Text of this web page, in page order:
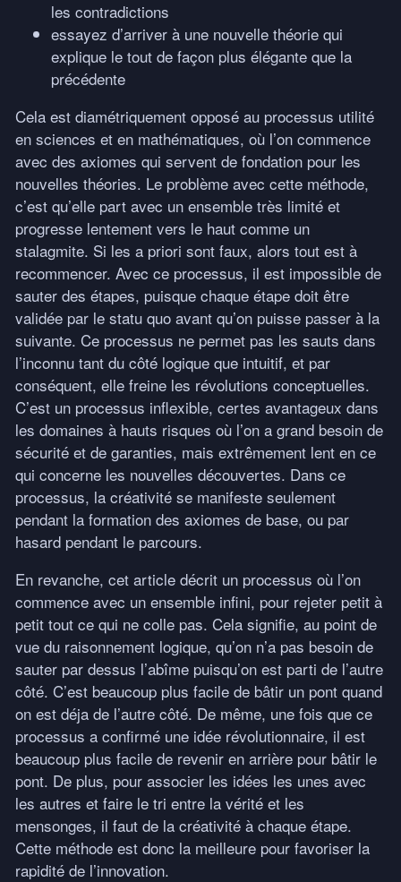
les contradictions
essayez d’arriver à une nouvelle théorie qui
explique le tout de façon plus élégante que la
précédente
Cela est diamétriquement opposé au processus utilité
en sciences et en mathématiques, où l’on commence
avec des axiomes qui servent de fondation pour les
nouvelles théories. Le problème avec cette méthode,
c’est qu’elle part avec un ensemble très limité et
progresse lentement vers le haut comme un
stalagmite. Si les a priori sont faux, alors tout est à
recommencer. Avec ce processus, il est impossible de
sauter des étapes, puisque chaque étape doit être
validée par le statu quo avant qu’on puisse passer à la
suivante. Ce processus ne permet pas les sauts dans
l’inconnu tant du côté logique que intuitif, et par
conséquent, elle freine les révolutions conceptuelles.
C’est un processus inflexible, certes avantageux dans
les domaines à hauts risques où l’on a grand besoin de
sécurité et de garanties, mais extrêmement lent en ce
qui concerne les nouvelles découvertes. Dans ce
processus, la créativité se manifeste seulement
pendant la formation des axiomes de base, ou par
hasard pendant le parcours.
En revanche, cet article décrit un processus où l’on
commence avec un ensemble infini, pour rejeter petit à
petit tout ce qui ne colle pas. Cela signifie, au point de
vue du raisonnement logique, qu’on n’a pas besoin de
sauter par dessus l’abîme puisqu’on est parti de l’autre
côté. C’est beaucoup plus facile de bâtir un pont quand
on est déja de l’autre côté. De même, une fois que ce
processus a confirmé une idée révolutionnaire, il est
beaucoup plus facile de revenir en arrière pour bâtir le
pont. De plus, pour associer les idées les unes avec
les autres et faire le tri entre la vérité et les
mensonges, il faut de la créativité à chaque étape.
Cette méthode est donc la meilleure pour favoriser la
rapidité de l’innovation.